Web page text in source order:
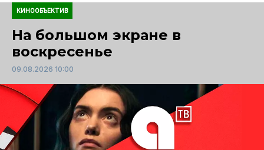
КИНООБЪЕКТИВ
На большом экране в
воскресенье
09.08.2026 10:00